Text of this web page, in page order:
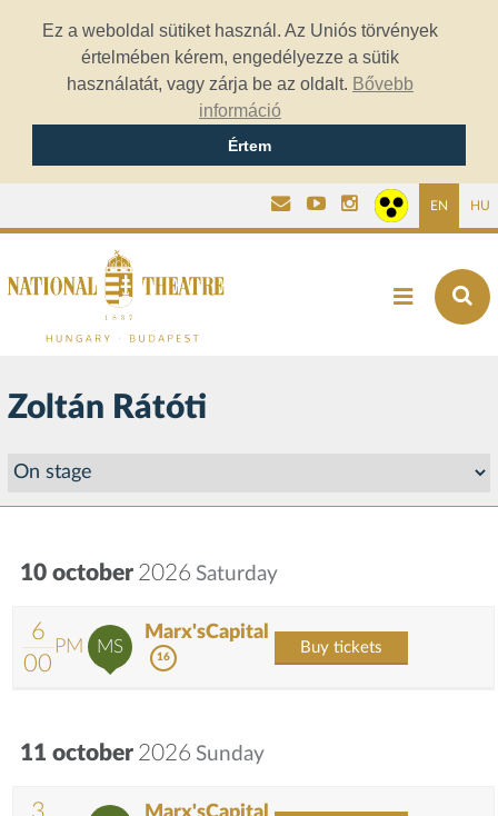
Ez a weboldal sütiket használ. Az Uniós törvények
értelmében kérem, engedélyezze a sütik
használatát, vagy zárja be az oldalt. Bővebb
információ
Értem
EN HU
Zoltán Rátóti
10 october 2026 Saturday
6
00
PM MS
Marx'sCapital
16
Buy tickets
11 october 2026 Sunday